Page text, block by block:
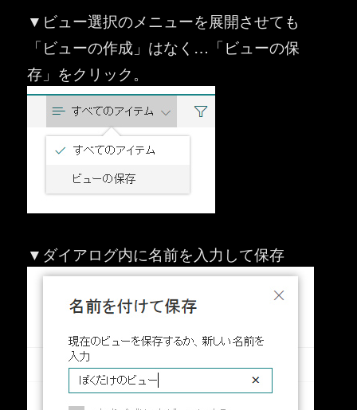
▼ビュー選択のメニューを展開させても
「ビューの作成」はなく…「ビューの保
存」をクリック。
▼ダイアログ内に名前を入力して保存